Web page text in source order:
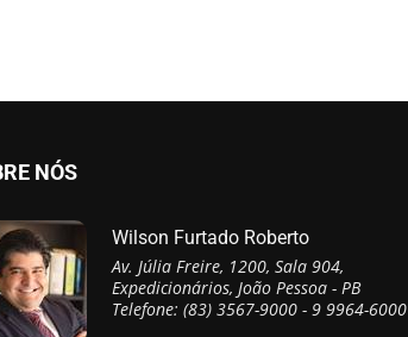
NÓS
Wilson Furtado Roberto
Av. Júlia Freire, 1200, Sala 904,
Expedicionários, João Pessoa - PB
Telefone: (83) 3567-9000 - 9 9964-6000